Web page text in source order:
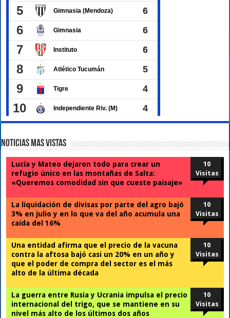
Noticias Mas Vistas
Lucía y Mateo dejaron todo para crear un
refugio único en las montañas de Salta:
«Queremos comodidad sin que cueste paisaje»
10
Visitas
La liquidación de divisas por parte del agro bajó
3% en julio y en lo que va del año acumula una
caída del 16%
10
Visitas
Una entidad afirma que el precio de la vacuna
contra la aftosa bajó casi un 20% en un año y
que el poder de compra del sector es el más
alto de la última década
10
Visitas
La guerra entre Rusia y Ucrania impulsa el precio
internacional del trigo, que se mantiene en su
nivel más alto de los últimos dos años
10
Visitas